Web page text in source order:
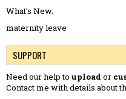
What's New.
maternity leave
SUPPORT
Need our help to upload or
Contact me with details about